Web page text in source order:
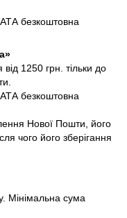
безкоштовна
1250 грн. тільки до
безкоштовна
Нової Пошти, його
чого його зберігання
Мінімальна сума